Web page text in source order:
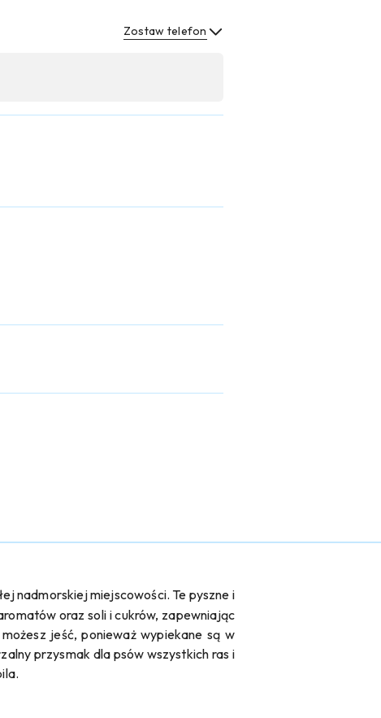
Zostaw telefon
nadmorskiej miejscowości. Te pyszne i
oraz soli i cukrów, zapewniając
jeść, ponieważ wypiekane są w
przysmak dla psów wszystkich ras i